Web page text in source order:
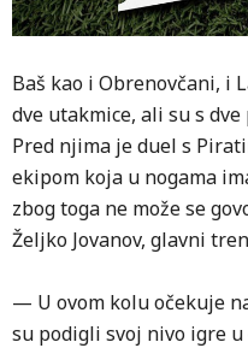
Baš kao i Obrenovčani, i
dve utakmice, ali su s
Pred njima je duel s
ekipom koja u nogama
zbog toga ne može se
Željko Jovanov, glavni
— U ovom kolu očekuje
su podigli svoj nivo igre